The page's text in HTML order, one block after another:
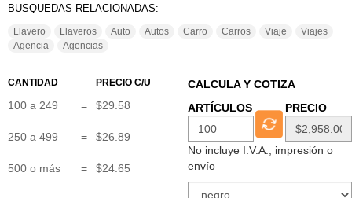
BUSQUEDAS RELACIONADAS:
Llavero Llaveros Auto Autos Carro Carros Viaje
Viajes
Agencia
Agencias
CANTIDAD PRECIO C/U
100 a 249 = $29.58
250 a 499 = $26.89
500 o más = $24.65
CALCULA Y COTIZA
ARTÍCULOS
PRECIO
No incluye I.V.A., impresión o
envío